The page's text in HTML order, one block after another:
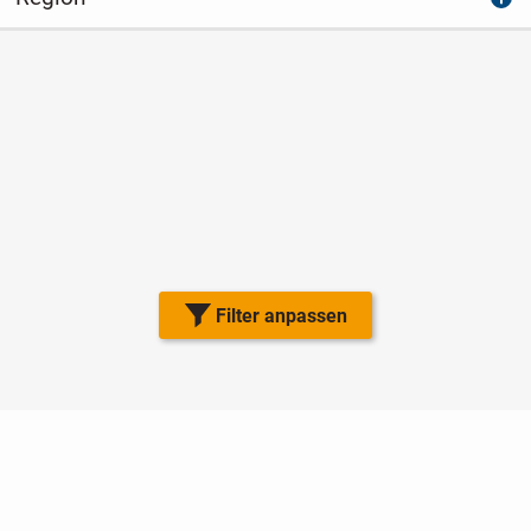
Filter anpassen